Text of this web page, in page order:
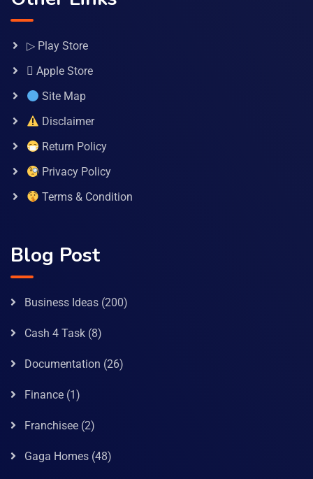
▷ Play Store
 Apple Store
Site Map
Disclaimer
Return Policy
Privacy Policy
Terms & Condition
Blog Post
Business Ideas (200)
Cash 4 Task (8)
Documentation (26)
Finance (1)
Franchisee (2)
Gaga Homes (48)